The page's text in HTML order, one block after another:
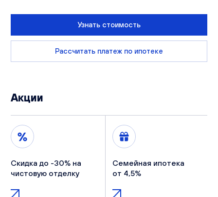
Узнать стоимость
Рассчитать платеж по ипотеке
Акции
Скидка до -30% на
чистовую отделку
Семейная ипотека
от 4,5%